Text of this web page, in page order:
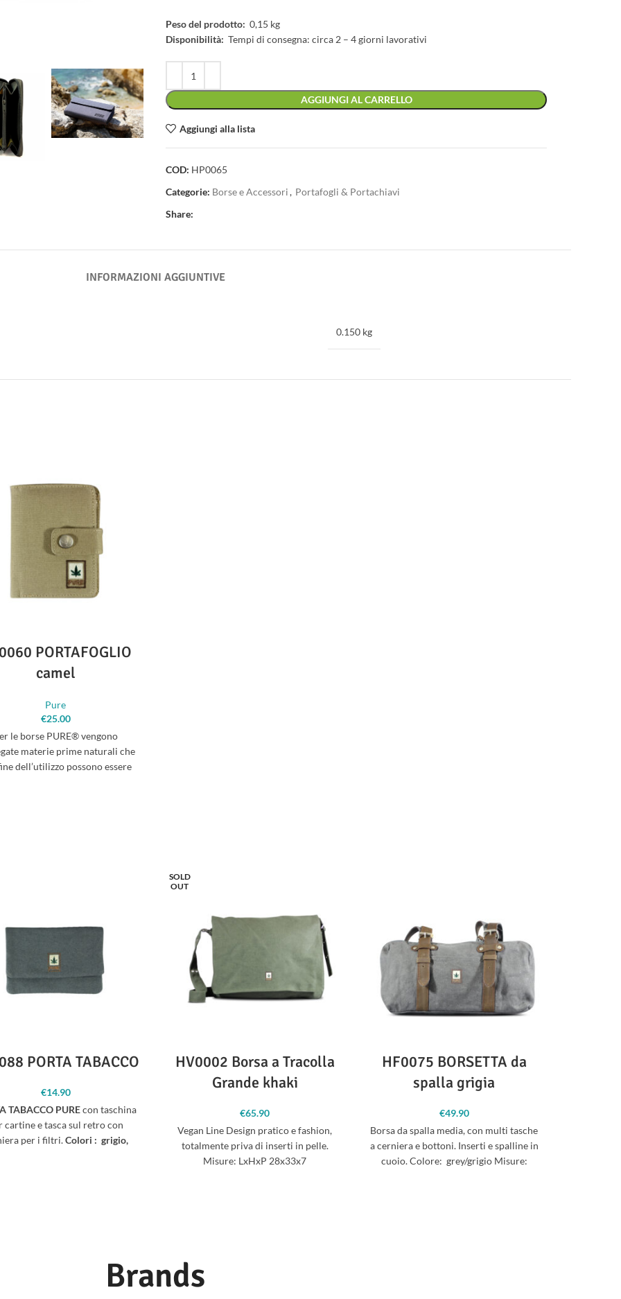
Peso del prodotto: 0,15 kg
Disponibilità: Tempi di consegna: circa 2 – 4 giorni lavorativi
AGGIUNGI AL CARRELLO
Aggiungi alla lista
COD: HP0065
Categorie: Borse e Accessori, Portafogli & Portachiavi
Share:
INFORMAZIONI AGGIUNTIVE
0.150 kg
PORTAFOGLIO
camel
Pure
€25.00
le borse PURE® vengono
materie prime naturali che
dell’utilizzo possono essere
PORTA TABACCO
€14.90
TABACCO PUREcon taschina
cartine e tasca sul retro con
per i filtri.Colori : grigio,
SOLD
OUT
HV0002 Borsa a Tracolla
Grande khaki
€65.90
Vegan Line Design pratico e fashion,
totalmente priva di inserti in pelle.
Misure: LxHxP 28x33x7
HF0075 BORSETTA da
spalla grigia
€49.90
Borsa da spalla media, con multi tasche
a cerniera e bottoni. Inserti e spalline in
cuoio. Colore: grey/grigio Misure:
Brands